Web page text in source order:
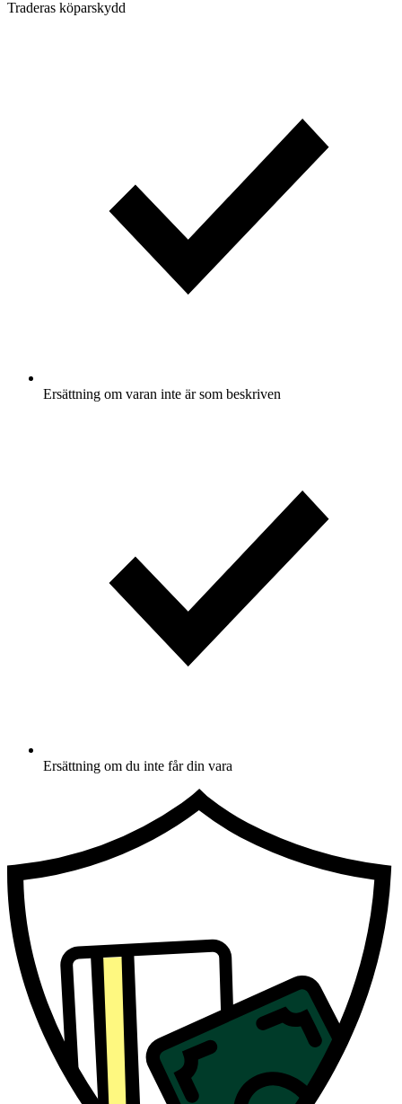
Traderas köparskydd
Ersättning om varan inte är som beskriven
Ersättning om du inte får din vara